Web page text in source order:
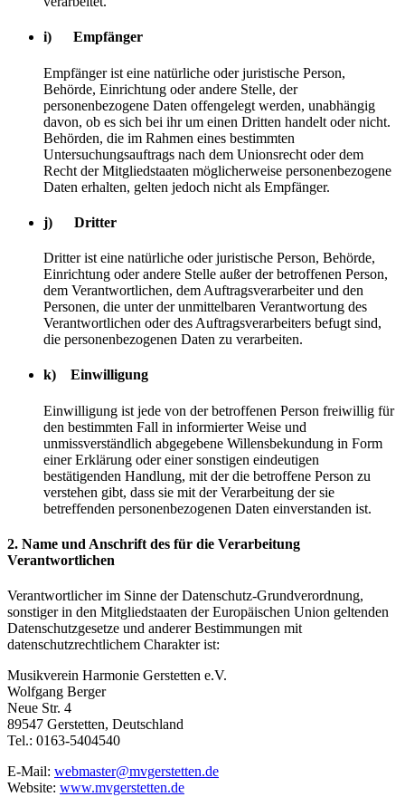
i) Empfänger
Empfänger ist eine natürliche oder juristische Person,
Behörde, Einrichtung oder andere Stelle, der
personenbezogene Daten offengelegt werden, unabhängig
davon, ob es sich bei ihr um einen Dritten handelt oder nicht.
Behörden, die im Rahmen eines bestimmten
Untersuchungsauftrags nach dem Unionsrecht oder dem
Recht der Mitgliedstaaten möglicherweise personenbezogene
Daten erhalten, gelten jedoch nicht als Empfänger.
j) Dritter
Dritter ist eine natürliche oder juristische Person, Behörde,
Einrichtung oder andere Stelle außer der betroffenen Person,
dem Verantwortlichen, dem Auftragsverarbeiter und den
Personen, die unter der unmittelbaren Verantwortung des
Verantwortlichen oder des Auftragsverarbeiters befugt sind,
die personenbezogenen Daten zu verarbeiten.
k) Einwilligung
Einwilligung ist jede von der betroffenen Person freiwillig für
den bestimmten Fall in informierter Weise und
unmissverständlich abgegebene Willensbekundung in Form
einer Erklärung oder einer sonstigen eindeutigen
bestätigenden Handlung, mit der die betroffene Person zu
verstehen gibt, dass sie mit der Verarbeitung der sie
betreffenden personenbezogenen Daten einverstanden ist.
2. Name und Anschrift des für die Verarbeitung
Verantwortlichen
Verantwortlicher im Sinne der Datenschutz-Grundverordnung,
sonstiger in den Mitgliedstaaten der Europäischen Union geltenden
Datenschutzgesetze und anderer Bestimmungen mit
datenschutzrechtlichem Charakter ist:
Musikverein Harmonie Gerstetten e.V.
Wolfgang Berger
Neue Str. 4
89547 Gerstetten, Deutschland
Tel.: 0163-5404540
E-Mail: webmaster@mvgerstetten.de
Website: www.mvgerstetten.de